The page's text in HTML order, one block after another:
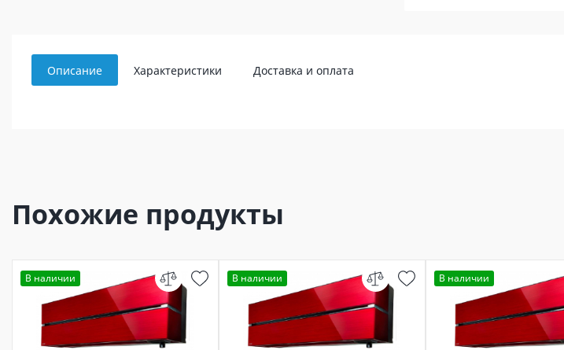
Описание Характеристики Доставка и оплата
Похожие продукты
В наличии В наличии В наличии